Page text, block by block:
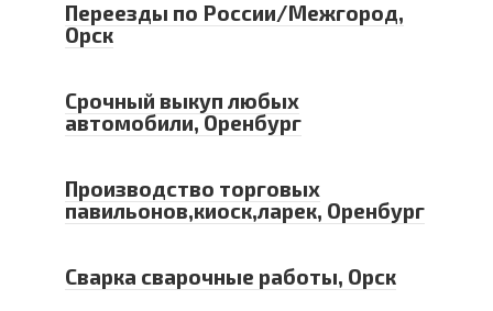
Переезды по России/Межгород,
Орск
Срочный выкуп любых
автомобили, Оренбург
Производство торговых
павильонов,киоск,ларек, Оренбург
Сварка сварочные работы, Орск